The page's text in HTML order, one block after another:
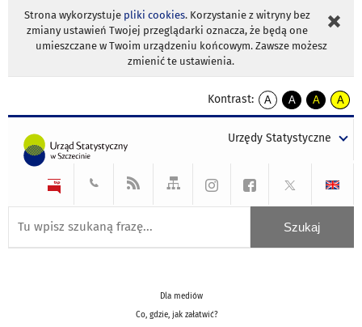
Strona wykorzystuje pliki cookies. Korzystanie z witryny bez
zmiany ustawień Twojej przeglądarki oznacza, że będą one
umieszczane w Twoim urządzeniu końcowym. Zawsze możesz
zmienić te ustawienia.
Kontrast:
A
kontrast
A
kontrast
tekst
czarnym
A
kontrast
tekst
czarnym
A
tekst
żółtym
Urzędy Statystyczne
Dla mediów
Co, gdzie, jak załatwić?